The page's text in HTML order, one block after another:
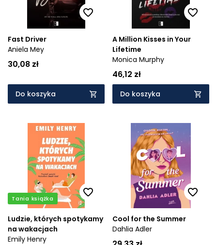
Fast Driver
Aniela Mey
30,08 zł
Do koszyka
A Million Kisses in Your
Lifetime
Monica Murphy
46,12 zł
Do koszyka
Tania książka
Ludzie, których spotykamy
na wakacjach
Emily Henry
Cool for the Summer
Dahlia Adler